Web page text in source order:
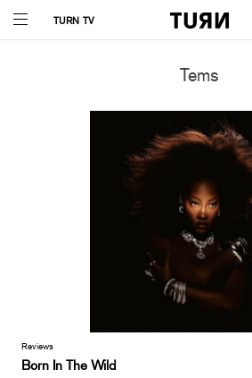
TURN TV
Tems
Reviews
Born In The Wild